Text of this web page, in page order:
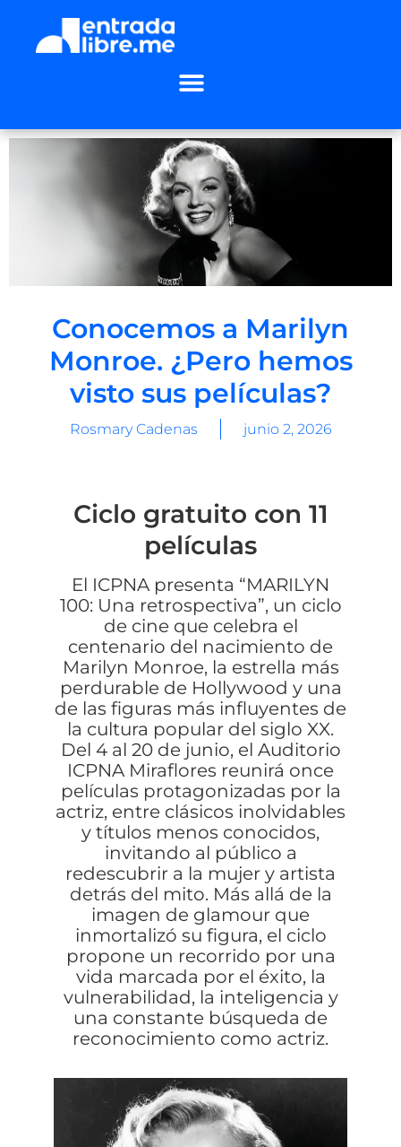
Conocemos a Marilyn
Monroe. ¿Pero hemos
visto sus películas?
Rosmary Cadenas junio 2, 2026
Ciclo gratuito con 11
películas
El ICPNA presenta “MARILYN
100: Una retrospectiva”, un ciclo
de cine que celebra el
centenario del nacimiento de
Marilyn Monroe, la estrella más
perdurable de Hollywood y una
de las figuras más influyentes de
la cultura popular del siglo XX.
Del 4 al 20 de junio, el Auditorio
ICPNA Miraflores reunirá once
películas protagonizadas por la
actriz, entre clásicos inolvidables
y títulos menos conocidos,
invitando al público a
redescubrir a la mujer y artista
detrás del mito. Más allá de la
imagen de glamour que
inmortalizó su figura, el ciclo
propone un recorrido por una
vida marcada por el éxito, la
vulnerabilidad, la inteligencia y
una constante búsqueda de
reconocimiento como actriz.